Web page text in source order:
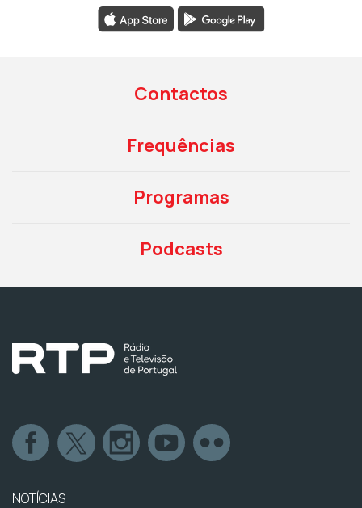
Contactos
Frequências
Programas
Podcasts
NOTÍCIAS